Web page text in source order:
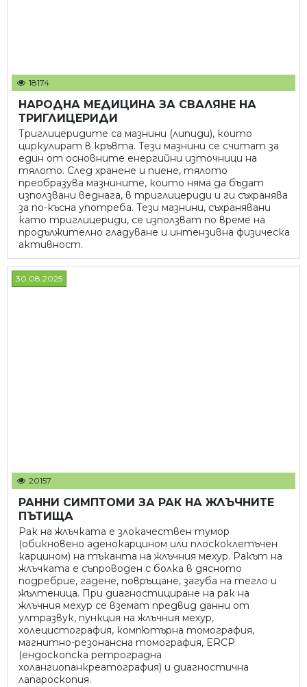
18174
НАРОДНА МЕДИЦИНА ЗА СВАЛЯНЕ НА
ТРИГЛИЦЕРИДИ
Триглицеридите са мазнини (липиди), които
циркулират в кръвта. Тези мазнини се считат за
един от основните енергийни източници на
тялото. След хранене и пиене, тялото
преобразува мазнините, които няма да бъдат
използвани веднага, в триглицериди и ги съхранява
за по-късна употреба. Тези мазнини, съхранявани
като триглицериди, се използват по време на
продължително гладуване и интензивна физическа
активност.
30.08.2025
20157
РАННИ СИМПТОМИ ЗА РАК НА ЖЛЪЧНИТЕ
ПЪТИЩА
Рак на жлъчката е злокачествен тумор
(обикновено аденокарцином или плоскоклетъчен
карцином) на тъканта на жлъчния мехур. Ракът на
жлъчката е съпроводен с болка в дясното
подребрие, гадене, повръщане, загуба на тегло и
жълтеница. При диагностициране на рак на
жлъчния мехур се вземат предвид данни от
ултразвук, пункция на жлъчния мехур,
холецистография, компютърна томография,
магнитно-резонансна томография, ERCP
(ендоскопска ретроградна
холангиопанкреатография) и диагностична
лапароскопия.